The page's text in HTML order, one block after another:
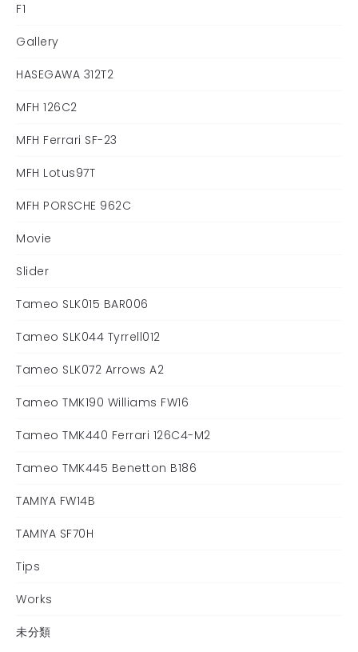
F1
Gallery
HASEGAWA 312T2
MFH 126C2
MFH Ferrari SF-23
MFH Lotus97T
MFH PORSCHE 962C
Movie
Slider
Tameo SLK015 BAR006
Tameo SLK044 Tyrrell012
Tameo SLK072 Arrows A2
Tameo TMK190 Williams FW16
Tameo TMK440 Ferrari 126C4-M2
Tameo TMK445 Benetton B186
TAMIYA FW14B
TAMIYA SF70H
Tips
Works
未分類